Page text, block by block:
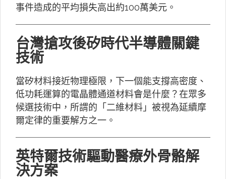
事件造成的平均損失高出約100萬美元。
台灣搶攻後矽時代半導體關鍵
技術
當矽材料接近物理極限，下一個能支撐高密度、
低功耗運算的電晶體通道材料會是什麼？在眾多
候選技術中，所謂的「二維材料」被視為延續摩
爾定律的重要解方之一。
英特爾技術驅動醫療外骨骼解
決方案